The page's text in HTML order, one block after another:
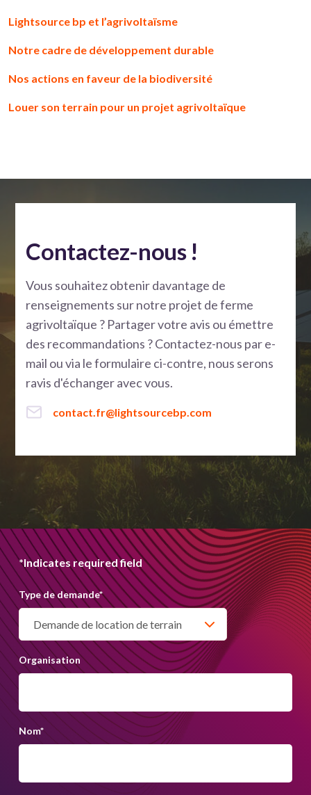
Lightsource bp et l’agrivoltaïsme
Notre cadre de développement durable
Nos actions en faveur de la biodiversité
Louer son terrain pour un projet agrivoltaïque
Contactez-nous !
Vous souhaitez obtenir davantage de
renseignements sur notre projet de ferme
agrivoltaïque ? Partager votre avis ou émettre
des recommandations ? Contactez-nous par e-
mail ou via le formulaire ci-contre, nous serons
ravis d'échanger avec vous.
contact.fr@lightsourcebp.com
*Indicates required field
Type de demande*
Organisation
Nom*